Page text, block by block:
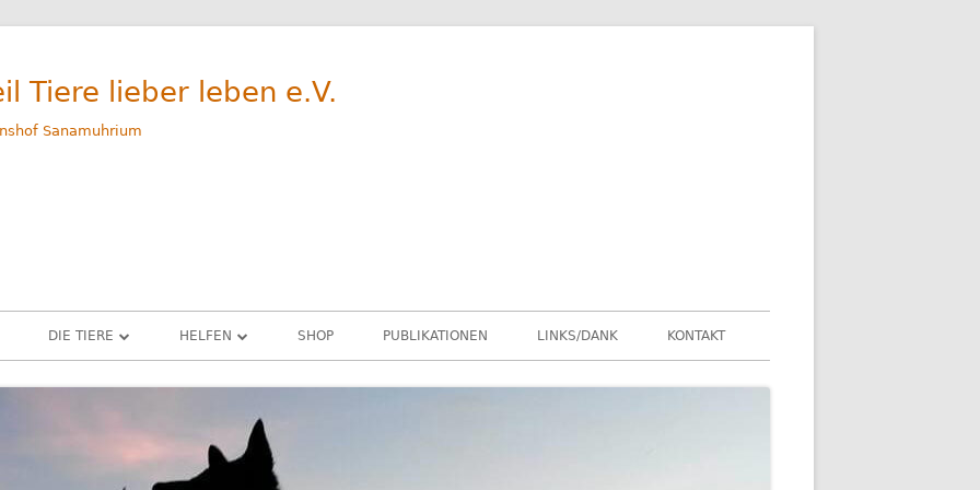
Tiere lieber leben e.V.
Sanamuhrium
DIE TIERE HELFEN
PATENSCHAFTEN
SACHSPENDEN
SHOP PUBLIKATIONEN LINKS/DANK KONTAKT